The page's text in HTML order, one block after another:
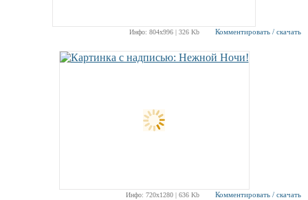
Инфо: 804х996 | 326 Kb Комментировать / скачать
Инфо: 720х1280 | 636 Kb Комментировать / скачать